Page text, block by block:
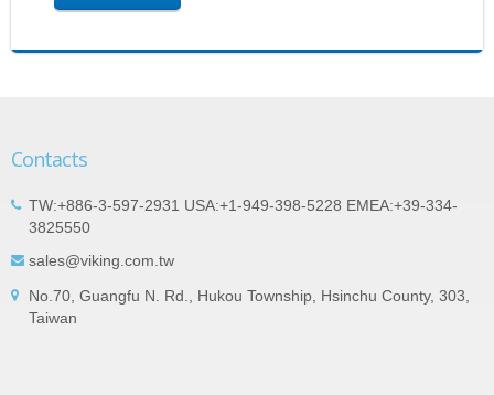
Contacts
TW:+886-3-597-2931 USA:+1-949-398-5228 EMEA:+39-334-
3825550
sales@viking.com.tw
No.70, Guangfu N. Rd., Hukou Township, Hsinchu County, 303,
Taiwan